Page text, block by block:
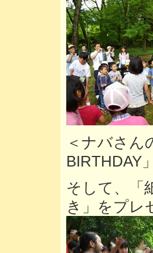
＜ナバさん
BIRTHDAY
そして、「
き」をプレ